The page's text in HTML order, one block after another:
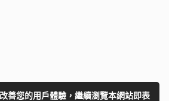
善您的用戶體驗，繼續瀏覽本網站即表